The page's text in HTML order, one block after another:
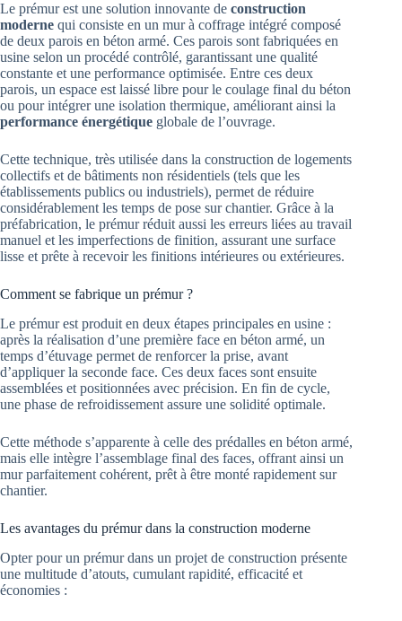
Le prémur est une solution innovante de construction
moderne qui consiste en un mur à coffrage intégré composé
de deux parois en béton armé. Ces parois sont fabriquées en
usine selon un procédé contrôlé, garantissant une qualité
constante et une performance optimisée. Entre ces deux
parois, un espace est laissé libre pour le coulage final du béton
ou pour intégrer une isolation thermique, améliorant ainsi la
performance énergétique globale de l’ouvrage.
Cette technique, très utilisée dans la construction de logements
collectifs et de bâtiments non résidentiels (tels que les
établissements publics ou industriels), permet de réduire
considérablement les temps de pose sur chantier. Grâce à la
préfabrication, le prémur réduit aussi les erreurs liées au travail
manuel et les imperfections de finition, assurant une surface
lisse et prête à recevoir les finitions intérieures ou extérieures.
Comment se fabrique un prémur ?
Le prémur est produit en deux étapes principales en usine :
après la réalisation d’une première face en béton armé, un
temps d’étuvage permet de renforcer la prise, avant
d’appliquer la seconde face. Ces deux faces sont ensuite
assemblées et positionnées avec précision. En fin de cycle,
une phase de refroidissement assure une solidité optimale.
Cette méthode s’apparente à celle des prédalles en béton armé,
mais elle intègre l’assemblage final des faces, offrant ainsi un
mur parfaitement cohérent, prêt à être monté rapidement sur
chantier.
Les avantages du prémur dans la construction moderne
Opter pour un prémur dans un projet de construction présente
une multitude d’atouts, cumulant rapidité, efficacité et
économies :